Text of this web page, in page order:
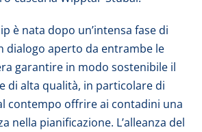
è nata dopo un’intensa fase di
dialogo aperto da entrambe le
garantire in modo sostenibile il
di alta qualità, in particolare di
contempo offrire ai contadini una
nella pianificazione. L’alleanza del